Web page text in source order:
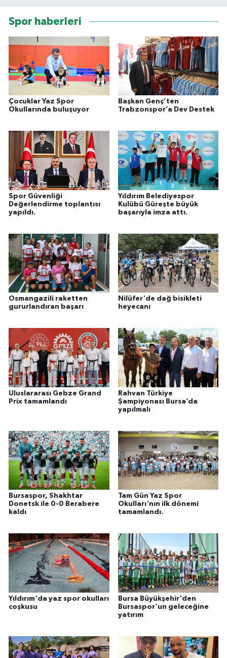
Spor haberleri
Çocuklar Yaz Spor
Okullarında buluşuyor
Başkan Genç’ten
Trabzonspor’a Dev Destek
Spor Güvenliği
Değerlendirme toplantısı
yapıldı.
Yıldırım Belediyespor
Kulübü Güreşte büyük
başarıyla imza attı.
Osmangazili raketten
gururlandıran başarı
Nilüfer'de dağ bisikleti
heyecanı
Uluslararası Gebze Grand
Prix tamamlandı
Rahvan Türkiye
Şampiyonası Bursa’da
yapılmalı
Bursaspor, Shakhtar
Donetsk ile 0-0 Berabere
kaldı
Tam Gün Yaz Spor
Okulları'nın ilk dönemi
tamamlandı.
Yıldırım'da yaz spor okulları
coşkusu
Bursa Büyükşehir'den
Bursaspor'un geleceğine
yatırım